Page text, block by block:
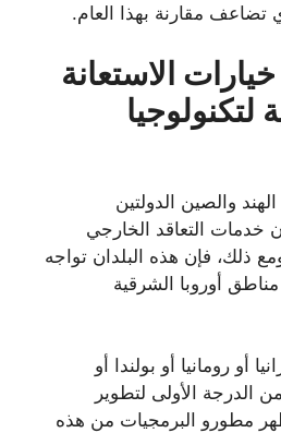
تضاعف مقارنة بهذا العام.
الاستعانة
لتكنولوجيا
والصين الدولتين
خدمات التعاقد الخارجي
ذلك، فإن هذه البلدان تواجه
أوروبا الشرقية
أو رومانيا أو بولندا أو
الدرجة الأولى لتطوير
مطورو البرمجيات من هذه